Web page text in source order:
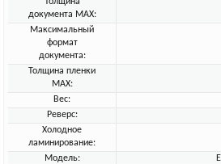
документа MAX:
Максимальный
формат
документа:
Толщина пленки
MAX:
Вес:
Реверс:
Холодное
ламинирование:
Модель: